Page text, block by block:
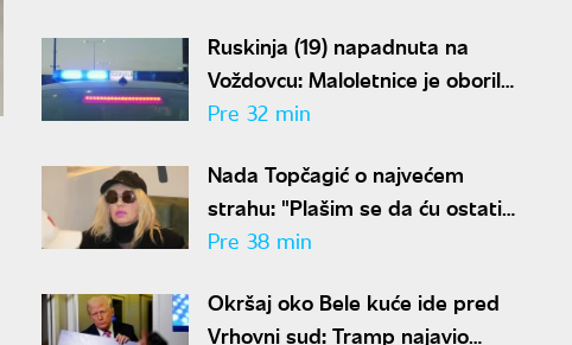
Moskva
Ruskinja (19) napadnuta na
Voždovcu: Maloletnice je oborile
i tukle zbog ranca
Pre 32 min
Nada Topčagić o najvećem
strahu: "Plašim se da ću ostati
sama u grobu"
Pre 38 min
Okršaj oko Bele kuće ide pred
Vrhovni sud: Tramp najavio